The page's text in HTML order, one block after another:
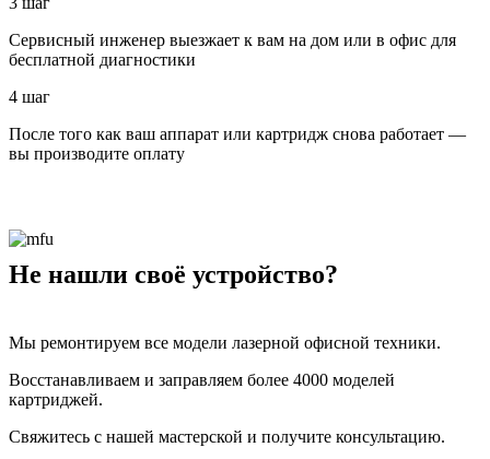
Сервисный инженер выезжает к вам на дом или в офис для
бесплатной диагностики
4 шаг
После того как ваш аппарат или картридж снова работает —
вы производите оплату
Не нашли своё устройство?
Мы ремонтируем все модели лазерной офисной техники.
Восстанавливаем и заправляем более 4000 моделей
картриджей.
Свяжитесь с нашей мастерской и получите консультацию.